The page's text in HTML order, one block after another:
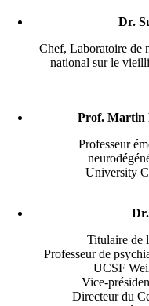
Dr.
Chef, Laboratoire de
national sur le
Prof. Martin
Professeur
University
Titulaire de
Professeur de
UCSF
Vice-
Directeur du